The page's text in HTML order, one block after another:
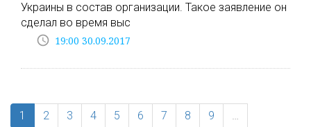
Украины в состав организации. Такое заявление он
сделал во время выс
access_time 19:00 30.09.2017
1 2 3 4 5 6 7 8 9
…